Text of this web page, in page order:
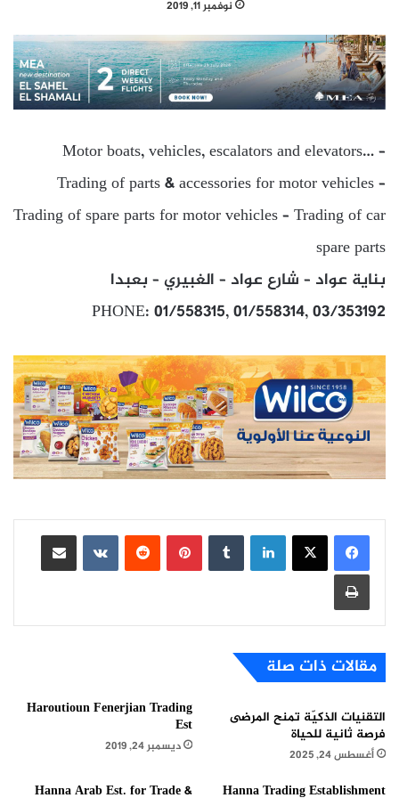
نوفمبر 11, 2019
Motor boats, vehicles, escalators and elevators… –
Trading of parts & accessories for motor vehicles –
Trading of spare parts for motor vehicles – Trading of car
spare parts
بناية عواد – شارع عواد – الغبيري – بعبدا
PHONE: 01/558315, 01/558314, 03/353192
لينكدإن بينتيريست
مشاركة عبر البريد
طباعة
مقالات ذات صلة
التقنيات الذكيّة تمنح المرضى
فرصة ثانية للحياة
أغسطس 24, 2025
Haroutioun Fenerjian Trading
Est
ديسمبر 24, 2019
Hanna Trading Establishment
Hanna Arab Est. for Trade &